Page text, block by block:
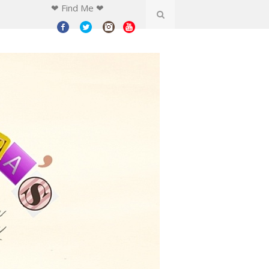
❤ Find Me ❤